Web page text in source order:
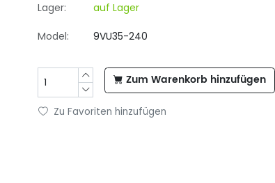
Lager: auf Lager
Model: 9VU35-240
Zum Warenkorb hinzufügen
Zu Favoriten hinzufügen